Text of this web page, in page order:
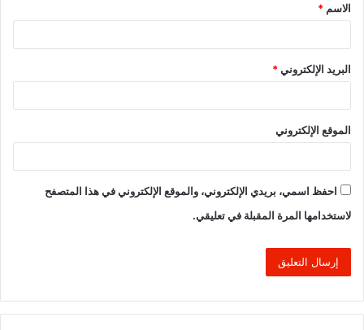
*
الاسم *
البريد الإلكتروني*
الموقع الإلكتروني
احفظ اسمي، بريدي الإلكتروني، والموقع الإلكتروني في هذا المتصفح
لاستخدامها المرة المقبلة في تعليقي.